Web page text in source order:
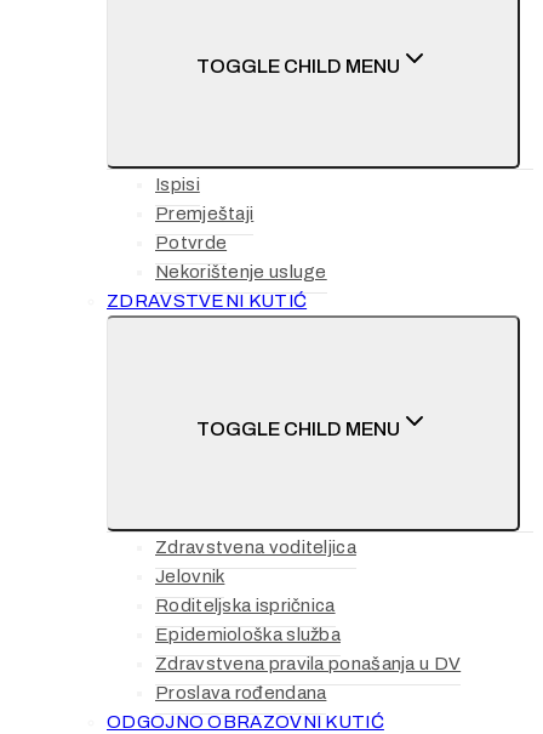
TOGGLE CHILD MENU
Ispisi
Premještaji
Potvrde
Nekorištenje usluge
ZDRAVSTVENI KUTIĆ
TOGGLE CHILD MENU
Zdravstvena voditeljica
Jelovnik
Roditeljska ispričnica
Epidemiološka služba
Zdravstvena pravila ponašanja u DV
Proslava rođendana
ODGOJNO OBRAZOVNI KUTIĆ